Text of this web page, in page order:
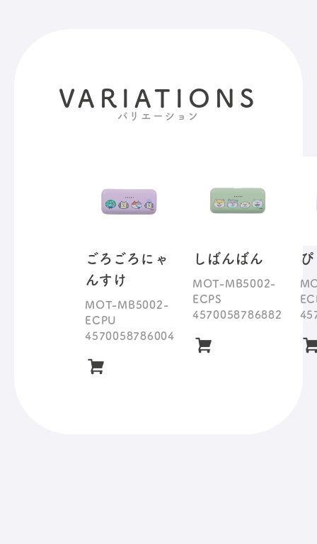
VARIATIONS
バリエーション
ごろごろにゃ
んすけ
MOT-MB5002-
ECPU
4570058786004
しばんばん
MOT-MB5002-
ECPS
4570058786882